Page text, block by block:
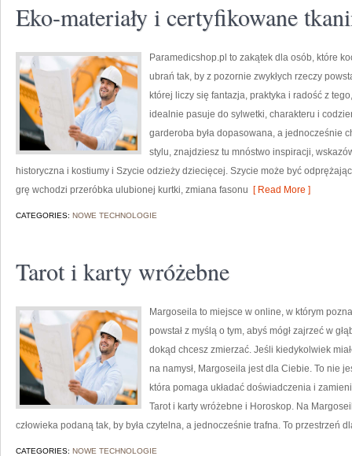
Eko-materiały i certyfikowane
Paramedicshop.pl to zakątek dla osób, które
ubrań tak, by z pozornie zwykłych rzeczy
której liczy się fantazja, praktyka i radość z
idealnie pasuje do sylwetki, charakteru i
garderoba była dopasowana, a jednocześnie
stylu, znajdziesz tu mnóstwo inspiracji,
historyczna i kostiumy i Szycie odzieży dziecięcej. Szycie może być
grę wchodzi przeróbka ulubionej kurtki, zmiana fasonu [ Read More ]
CATEGORIES: NOWE TECHNOLOGIE
Tarot i karty wróżebne
Margoseila to miejsce w online, w którym
powstał z myślą o tym, abyś mógł zajrzeć w
dokąd chcesz zmierzać. Jeśli kiedykolwiek
na namysł, Margoseila jest dla Ciebie. To nie
która pomaga układać doświadczenia i
Tarot i karty wróżebne i Horoskop. Na
człowieka podaną tak, by była czytelna, a jednocześnie trafna. To przestrzeń
CATEGORIES: NOWE TECHNOLOGIE